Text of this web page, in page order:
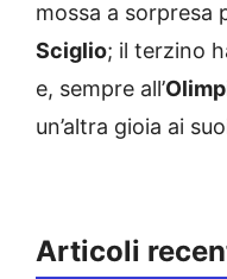
mossa a sorpresa
Sciglio; il terzino
e, sempre all’
un’altra gioia ai
Articoli